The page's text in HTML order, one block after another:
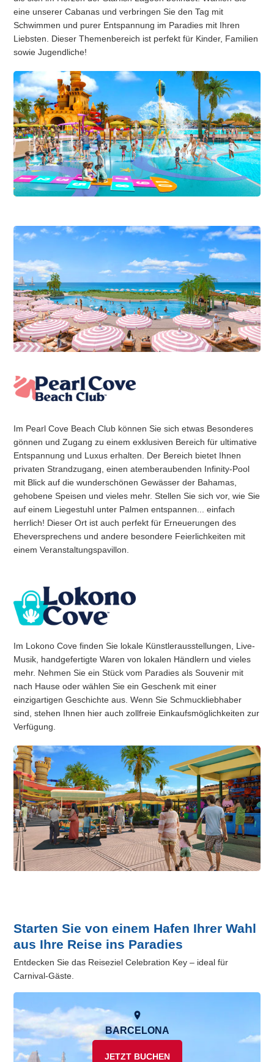
eine unserer Cabanas und verbringen Sie den Tag mit
Schwimmen und purer Entspannung im Paradies mit Ihren
Liebsten. Dieser Themenbereich ist perfekt für Kinder, Familien
sowie Jugendliche!
Im Pearl Cove Beach Club können Sie sich etwas Besonderes
gönnen und Zugang zu einem exklusiven Bereich für ultimative
Entspannung und Luxus erhalten. Der Bereich bietet Ihnen
privaten Strandzugang, einen atemberaubenden Infinity-Pool
mit Blick auf die wunderschönen Gewässer der Bahamas,
gehobene Speisen und vieles mehr. Stellen Sie sich vor, wie Sie
auf einem Liegestuhl unter Palmen entspannen... einfach
herrlich! Dieser Ort ist auch perfekt für Erneuerungen des
Eheversprechens und andere besondere Feierlichkeiten mit
einem Veranstaltungspavillon.
Im Lokono Cove finden Sie lokale Künstlerausstellungen, Live-
Musik, handgefertigte Waren von lokalen Händlern und vieles
mehr. Nehmen Sie ein Stück vom Paradies als Souvenir mit
nach Hause oder wählen Sie ein Geschenk mit einer
einzigartigen Geschichte aus. Wenn Sie Schmuckliebhaber
sind, stehen Ihnen hier auch zollfreie Einkaufsmöglichkeiten zur
Verfügung.
Starten Sie von einem Hafen Ihrer Wahl
aus Ihre Reise ins Paradies
Entdecken Sie das Reiseziel Celebration Key – ideal für
Carnival-Gäste.
BARCELONA
JETZT BUCHEN